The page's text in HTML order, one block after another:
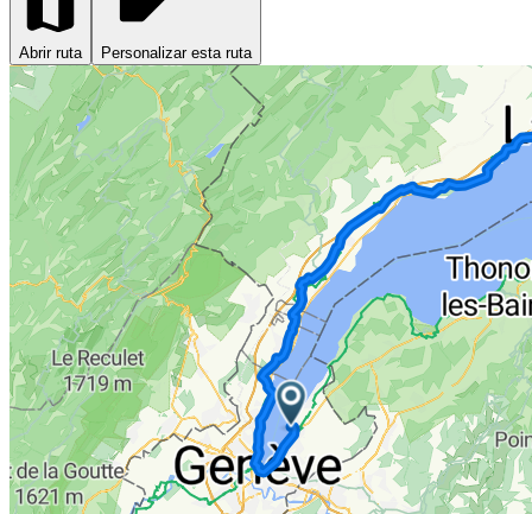
Abrir ruta Personalizar esta ruta